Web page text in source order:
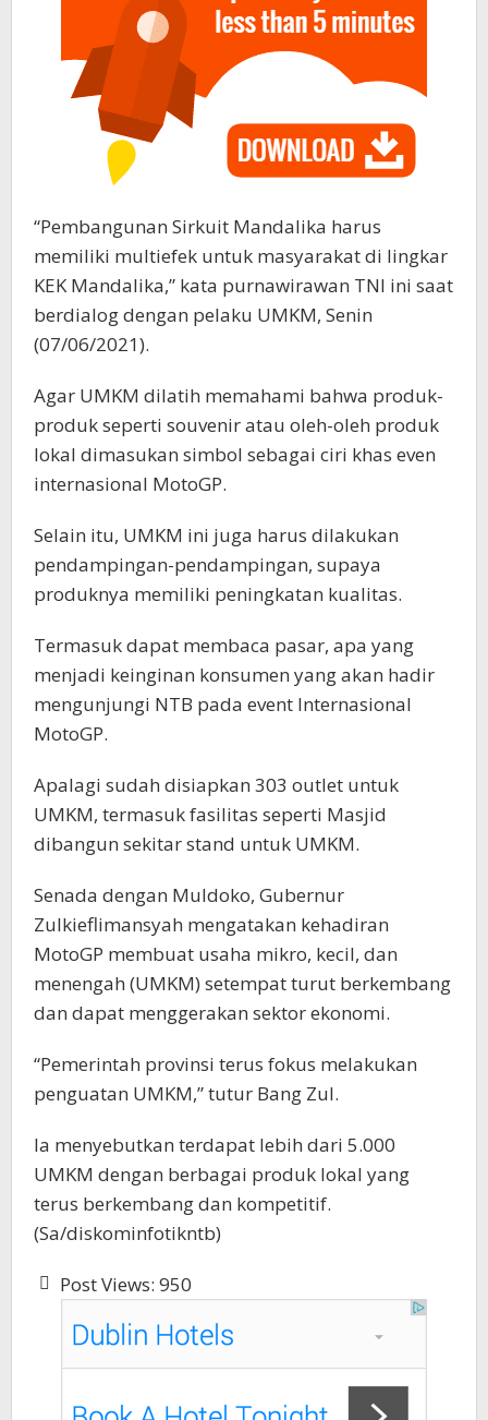
“Pembangunan Sirkuit Mandalika harus
memiliki multiefek untuk masyarakat di lingkar
KEK Mandalika,” kata purnawirawan TNI ini saat
berdialog dengan pelaku UMKM, Senin
(07/06/2021).
Agar UMKM dilatih memahami bahwa produk-
produk seperti souvenir atau oleh-oleh produk
lokal dimasukan simbol sebagai ciri khas even
internasional MotoGP.
Selain itu, UMKM ini juga harus dilakukan
pendampingan-pendampingan, supaya
produknya memiliki peningkatan kualitas.
Termasuk dapat membaca pasar, apa yang
menjadi keinginan konsumen yang akan hadir
mengunjungi NTB pada event Internasional
MotoGP.
Apalagi sudah disiapkan 303 outlet untuk
UMKM, termasuk fasilitas seperti Masjid
dibangun sekitar stand untuk UMKM.
Senada dengan Muldoko, Gubernur
Zulkieflimansyah mengatakan kehadiran
MotoGP membuat usaha mikro, kecil, dan
menengah (UMKM) setempat turut berkembang
dan dapat menggerakan sektor ekonomi.
“Pemerintah provinsi terus fokus melakukan
penguatan UMKM,” tutur Bang Zul.
Ia menyebutkan terdapat lebih dari 5.000
UMKM dengan berbagai produk lokal yang
terus berkembang dan kompetitif.
(Sa/diskominfotikntb)
Post Views: 950